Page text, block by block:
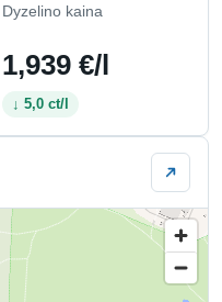
Dyzelino kaina
1,939 €/l
↓ 5,0 ct/l